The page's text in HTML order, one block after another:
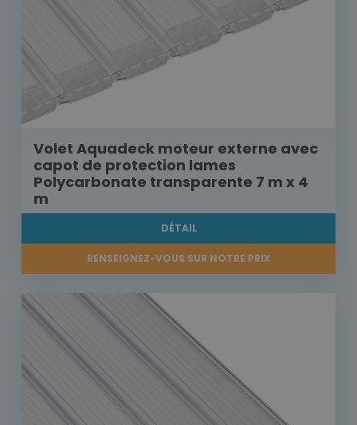
Volet Aquadeck moteur externe avec
capot de protection lames
Polycarbonate transparente 7 m x 4
m
DÉTAIL
RENSEIGNEZ-VOUS SUR NOTRE PRIX